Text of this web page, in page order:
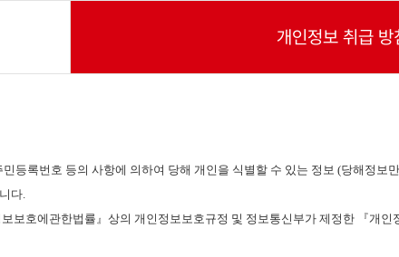
개인정보 취급 방
민등록번호 등의 사항에 의하여 당해 개인을 식별할 수 있는 정보 (당해정보
다.
보보호에관한법률』상의 개인정보보호규정 및 정보통신부가 제정한 『개인